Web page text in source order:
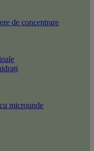
de concentrare
microunde